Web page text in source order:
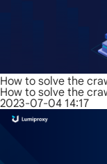
How to solve the
How to solve the
2023-07-04 14:17